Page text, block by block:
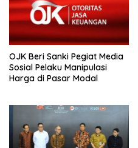
OJK Beri Sanki Pegiat Media
Sosial Pelaku Manipulasi
Harga di Pasar Modal